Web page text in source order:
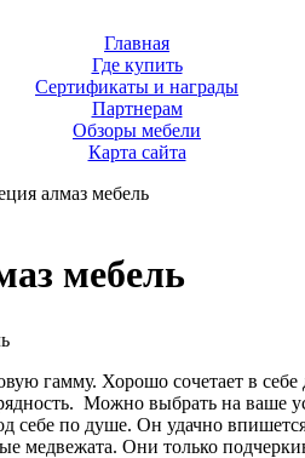
Главная
Где купить
Сертификаты и награды
Партнерам
Обзоры мебели
Карта сайта
алмаз мебель
мебель
гамму. Хорошо сочетает в себе
Можно выбрать на ваше
себе по душе. Он удачно
медвежата. Они только